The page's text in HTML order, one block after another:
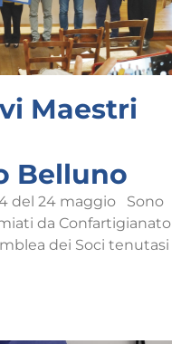
Maestri
Belluno
del 24 maggio Sono
da Confartigianato
dei Soci tenutasi